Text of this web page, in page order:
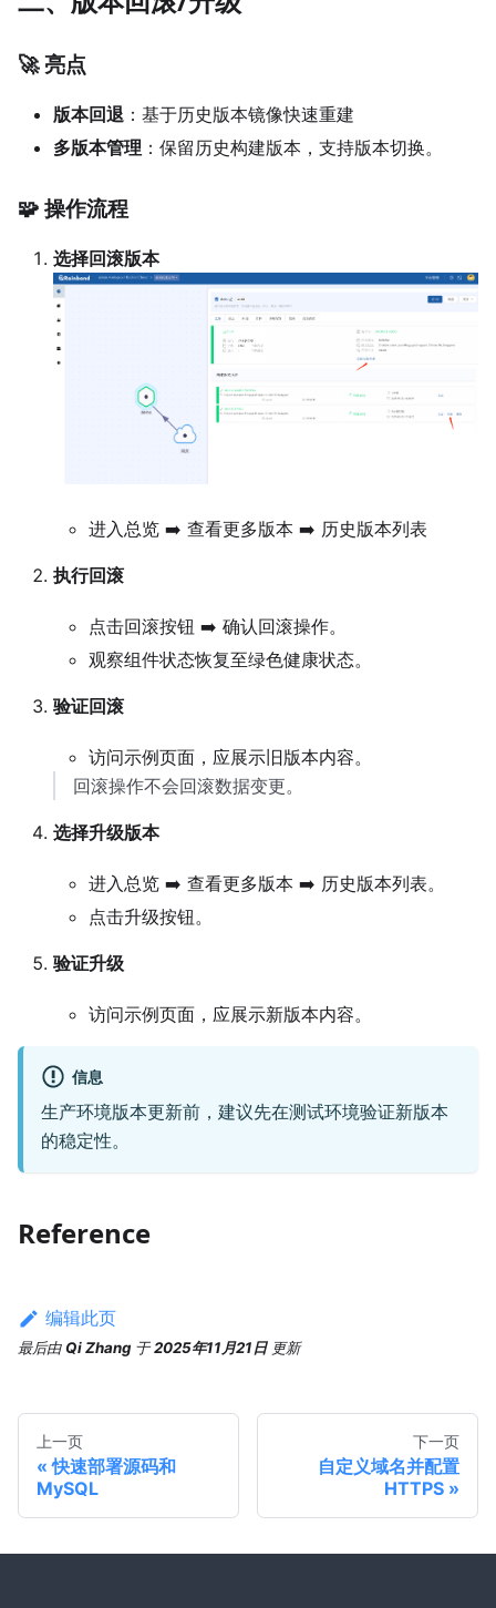
🚀 亮点
版本回退 ：基于历史版本镜像快速重建
多版本管理 ：保留历史构建版本，支持版本切换。
🧩 操作流程
选择回滚版本
进入总览 ➡️ 查看更多版本 ➡️ 历史版本列表
执行回滚
点击回滚按钮 ➡️ 确认回滚操作。
观察组件状态恢复至绿色健康状态。
验证回滚
访问示例页面，应展示旧版本内容。
回滚操作不会回滚数据变更。
选择升级版本
进入总览 ➡️ 查看更多版本 ➡️ 历史版本列表。
点击升级按钮。
验证升级
访问示例页面，应展示新版本内容。
信息
生产环境版本更新前，建议先在测试环境验证新版本
的稳定性。
Reference
编辑此页
最后由Qi Zhang 于2025年11月21日 更新
上一页
快速部署源码和
MySQL
下一页
自定义域名并配置
HTTPS